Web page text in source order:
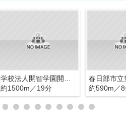
約1500m／19分
春日部市立
約590m／